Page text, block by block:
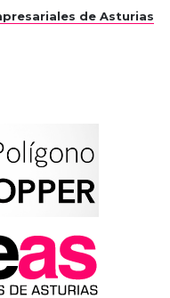
de Asturias